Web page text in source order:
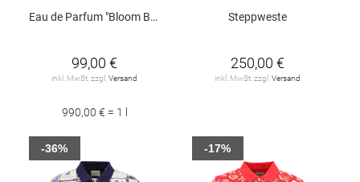
Eau de Parfum "Bloom Bay", 100 ml
99,00 €
inkl. MwSt. zzgl. Versand
990,00 € = 1 l
Steppweste
250,00 €
inkl. MwSt. zzgl. Versand
-36% -17%